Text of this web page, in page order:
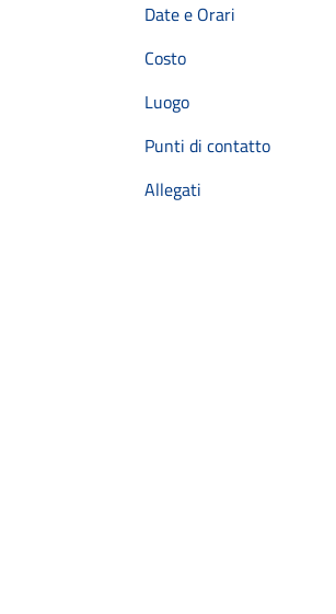
Date e Orari
Costo
Luogo
Punti di contatto
Allegati